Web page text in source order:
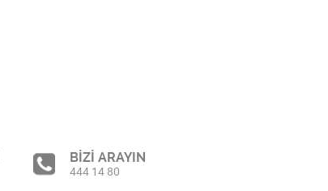
BİZİ ARAYIN
444 14 80